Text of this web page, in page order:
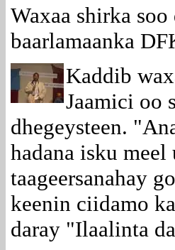
Waxaa shirka
baarlamaanka
Kaddib
Jaamici oo
dhegeysteen.
hadana isku meel
taageersanahay
keenin ciidamo
daray "Ilaalinta